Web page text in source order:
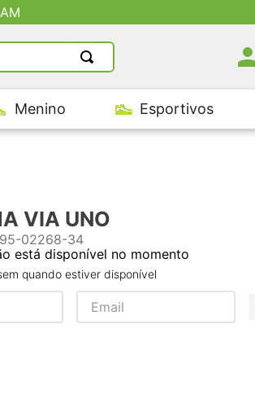
Menino Esportivos
VIA UNO
02268-34
está disponível no momento
quando estiver disponível